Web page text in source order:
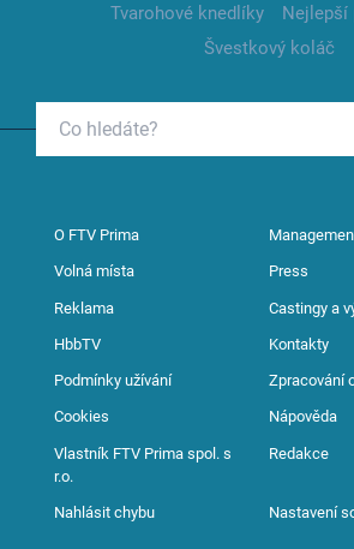
Tvarohové knedlíky
Nejlepší
Švestkový koláč
O FTV Prima
Volná místa Press
Reklama Castingy a
HbbTV Kontakty
Podmínky užívání Zpracování
Cookies Nápověda
Vlastník FTV Prima spol. s
r.o.
Redakce
Nahlásit chybu Nastavení